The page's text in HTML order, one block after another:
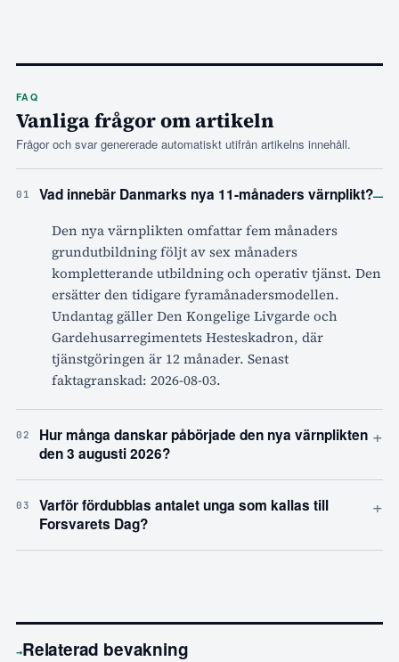
FAQ
Vanliga frågor om artikeln
Frågor och svar genererade automatiskt utifrån artikelns innehåll.
01 Vad innebär Danmarks nya 11-månaders värnplikt?–
Den nya värnplikten omfattar fem månaders
grundutbildning följt av sex månaders
kompletterande utbildning och operativ tjänst. Den
ersätter den tidigare fyramånadersmodellen.
Undantag gäller Den Kongelige Livgarde och
Gardehusarregimentets Hesteskadron, där
tjänstgöringen är 12 månader. Senast
faktagranskad: 2026-08-03.
02
Hur många danskar påbörjade den nya värnplikten
den 3 augusti 2026?
+
03
Varför fördubblas antalet unga som kallas till
Forsvarets Dag?
+
→Relaterad bevakning